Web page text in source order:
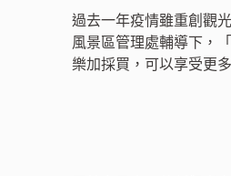
過去一年疫情雖重創觀
風景區管理處輔導下，
樂加採買，可以享受更